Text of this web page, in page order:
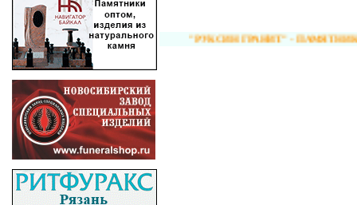
"РУКСИН ГРАНИТ" - ПАМЯТНИКИ